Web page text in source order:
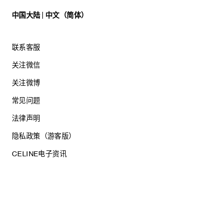
中国大陆 | 中文（简体）
联系客服
关注微信
关注微博
常见问题
法律声明
隐私政策（游客版）
CELINE电子资讯